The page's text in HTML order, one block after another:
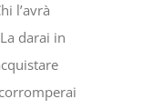
l’avrà
darai in